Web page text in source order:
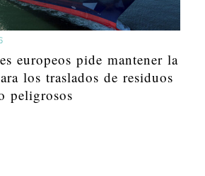
europeos pide mantener la
los traslados de residuos
peligrosos